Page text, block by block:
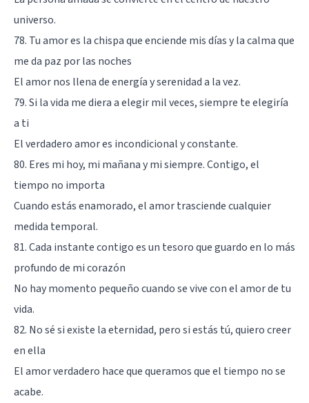
universo.
78. Tu amor es la chispa que enciende mis días y la calma que
me da paz por las noches
El amor nos llena de energía y serenidad a la vez.
79. Si la vida me diera a elegir mil veces, siempre te elegiría
a ti
El verdadero amor es incondicional y constante.
80. Eres mi hoy, mi mañana y mi siempre. Contigo, el
tiempo no importa
Cuando estás enamorado, el amor trasciende cualquier
medida temporal.
81. Cada instante contigo es un tesoro que guardo en lo más
profundo de mi corazón
No hay momento pequeño cuando se vive con el amor de tu
vida.
82. No sé si existe la eternidad, pero si estás tú, quiero creer
en ella
El amor verdadero hace que queramos que el tiempo no se
acabe.